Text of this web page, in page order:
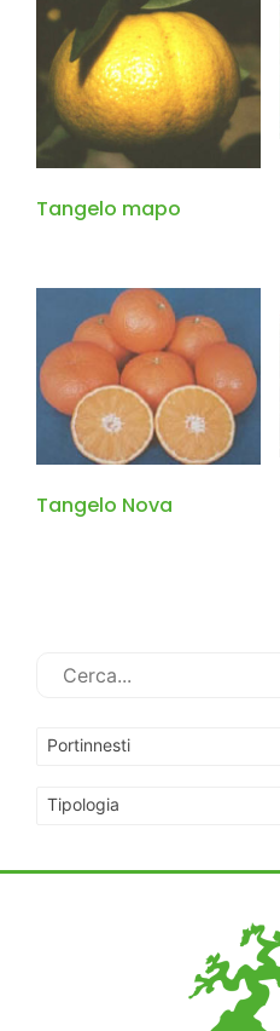
Portinnesti
Tipologia
Tangelo mapo
Tangelo Nova